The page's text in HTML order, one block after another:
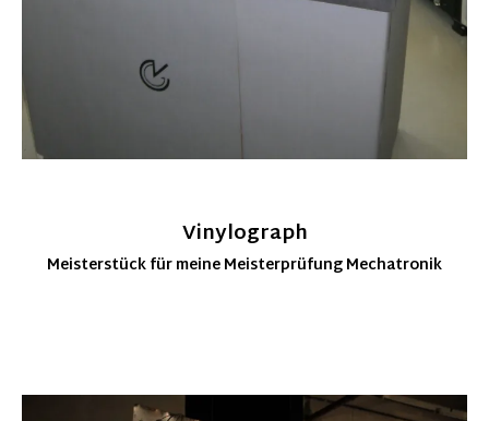
Vinylograph
Meisterstück für meine Meisterprüfung Mechatronik